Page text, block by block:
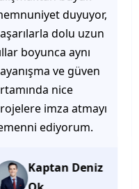
Müşteri
memnuniyetini ön
planda tutan
yaklaşımları, ilgili
iletişimleri ve
güvenilir hizmet
anlayışları sayesinde
başarılı bir ekip
olduklarını